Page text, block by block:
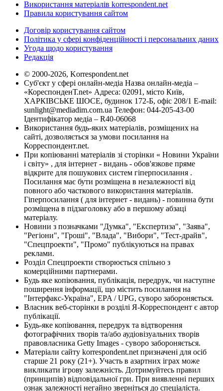
Використання матеріалів korrespondent.net
Правила користування сайтом
Договір користування сайтом
Політика у сфері конфіденційності і персональних даних
Угода щодо користування
Редакція
© 2000-2026, Korrespondent.net
Суб'єкт у сфері онлайн-медіа Назва онлайн-медіа –
«КореспонденТ.net» Адреса: 02091, місто Київ,
ХАРКІВСЬКЕ ШОСЕ, будинок 172-Б, офіс 208/1 E-mail:
sunlight@mediadim.com.ua Телефон: 044-205-43-00
Ідентифікатор медіа – R40-06068
Використання будь-яких матеріалів, розміщених на
сайті, дозволяється за умови посилання на
Корреспондент.net.
При копіюванні матеріалів зі сторінки « Новини України
і світу» , для інтернет - видань - обов'язкове пряме
відкрите для пошукових систем гіперпосилання .
Посилання має бути розміщена в незалежності від
повного або часткового використання матеріалів.
Гіперпосилання ( для інтернет - видань) - повинна бути
розміщена в підзаголовку або в першому абзаці
матеріалу.
Новини з позначками "Думка", "Експертиза", "Заява",
"Регіони", "Гроші", "Влада", "Вибори", "Тест-драйв",
"Спецпроекти", "Промо" публікуються на правах
реклами.
Розділ Спецпроекти створюється спільно з
комерційними партнерами.
Будь яке копіювання, публікація, передрук, чи наступне
поширення інформації, що містить посилання на
"Інтерфакс-Україна", EPA / UPG, суворо забороняється.
Власник веб-сторінки в розділі Я-Корреспондент є автор
публікації.
Будь-яке копіювання, передрук та відтворення
фотографічних творів та/або аудіовізуальних творів
правовласника Getty Images - суворо забороняється.
Матеріали сайту korrespondent.net призначені для осіб
старше 21 року (21+). Участь в азартних іграх може
викликати ігрову залежність. Дотримуйтесь правил
(принципів) відповідальної гри. При виявленні перших
ознак залежності негайно зверніться до спеціаліста.